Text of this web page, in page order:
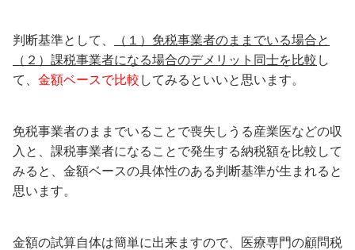
判断基準として、
（１）免税事業者のままでいる場合と
（２）課税事業者になる場合のデメリット同士を比較 し
て、 金額ベースで比較 してみるといいと思います。
免税事業者のままでいることで喪失しうる産業医などの収
入と、課税事業者になることで発生する納税額を比較して
みると、金額ベースの具体性のある判断基準が生まれると
思います。
金額の試算自体は簡単に出来ますので、医療専門の顧問税